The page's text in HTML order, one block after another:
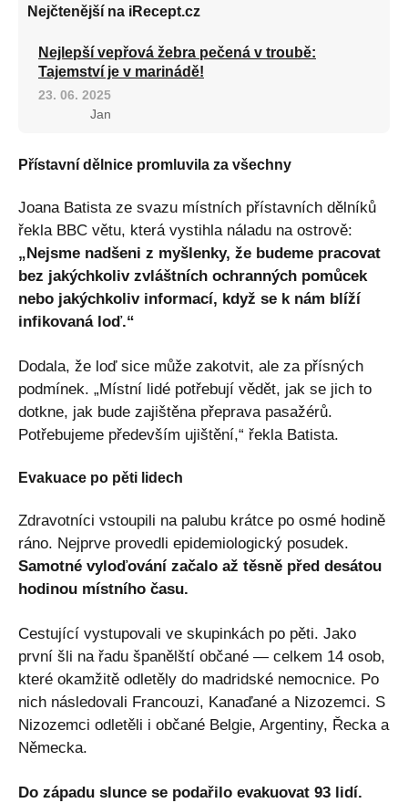
Nejčtenější na iRecept.cz
Nejlepší vepřová žebra pečená v troubě:
Tajemství je v marinádě!
23. 06. 2025
Jan
Přístavní dělnice promluvila za všechny
Joana Batista ze svazu místních přístavních dělníků
řekla BBC větu, která vystihla náladu na ostrově:
„Nejsme nadšeni z myšlenky, že budeme pracovat
bez jakýchkoliv zvláštních ochranných pomůcek
nebo jakýchkoliv informací, když se k nám blíží
infikovaná loď.“
Dodala, že loď sice může zakotvit, ale za přísných
podmínek. „Místní lidé potřebují vědět, jak se jich to
dotkne, jak bude zajištěna přeprava pasažérů.
Potřebujeme především ujištění,“ řekla Batista.
Evakuace po pěti lidech
Zdravotníci vstoupili na palubu krátce po osmé hodině
ráno. Nejprve provedli epidemiologický posudek.
Samotné vyloďování začalo až těsně před desátou
hodinou místního času.
Cestující vystupovali ve skupinkách po pěti. Jako
první šli na řadu španělští občané — celkem 14 osob,
které okamžitě odletěly do madridské nemocnice. Po
nich následovali Francouzi, Kanaďané a Nizozemci. S
Nizozemci odletěli i občané Belgie, Argentiny, Řecka a
Německa.
Do západu slunce se podařilo evakuovat 93 lidí.